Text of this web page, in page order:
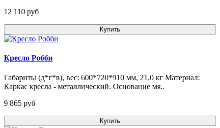
12 110 pуб
Купить
Кресло Робби
Габариты (д*г*в), вес: 600*720*910 мм, 21,0 кг Материал:
Каркас кресла - металлический. Основание мя..
9 865 pуб
Купить